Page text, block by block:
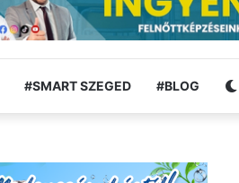
#SMART SZEGED #BLOG